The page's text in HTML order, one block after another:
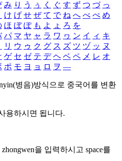
み り う ぅ く ぐ す ず つ づ っ
け げ せ ぜ て で ね へ べ ぺ め
ほ ぼ ぽ も よ ょ ろ を
パ マ ヤ ャ ラ ワ ヮ ン イ ィ キ
リ ウ ゥ ク グ ス ズ ツ ヅ ッ ヌ
ゲ セ ゼ テ デ ヘ ベ ペ メ レ オ
ポ モ ヨ ョ ロ ヲ ―
병음)방식으로 중국어를 변환
용하시면 됩니다.
zhongwen을 입력하시고 space를